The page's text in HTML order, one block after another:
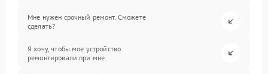
Мне нужен срочный ремонт. Сможете
сделать?
Я хочу, чтобы мое устройство
ремонтировали при мне.